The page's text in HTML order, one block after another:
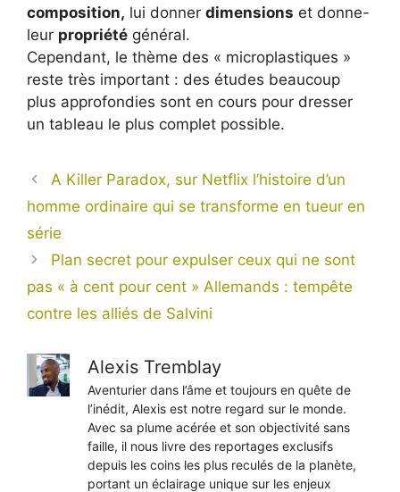
composition, lui donner dimensions et donne-
leur propriété général.
Cependant, le thème des « microplastiques »
reste très important : des études beaucoup
plus approfondies sont en cours pour dresser
un tableau le plus complet possible.
A Killer Paradox, sur Netflix l’histoire d’un
homme ordinaire qui se transforme en tueur en
série
Plan secret pour expulser ceux qui ne sont
pas « à cent pour cent » Allemands : tempête
contre les alliés de Salvini
Alexis Tremblay
Aventurier dans l’âme et toujours en quête de
l’inédit, Alexis est notre regard sur le monde.
Avec sa plume acérée et son objectivité sans
faille, il nous livre des reportages exclusifs
depuis les coins les plus reculés de la planète,
portant un éclairage unique sur les enjeux